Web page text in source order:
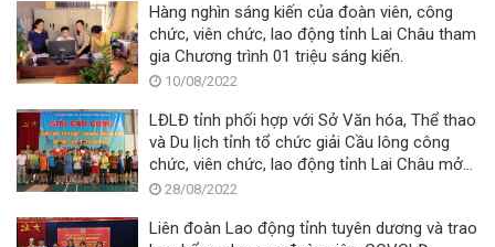
Hàng nghìn sáng kiến của đoàn viên, công
chức, viên chức, lao động tỉnh Lai Châu tham
gia Chương trình 01 triệu sáng kiến.
10/08/2022
LĐLĐ tỉnh phối hợp với Sở Văn hóa, Thể thao
và Du lịch tỉnh tổ chức giải Cầu lông công
chức, viên chức, lao động tỉnh Lai Châu mở
rộng lần thứ XIX, năm 2022 – Tranh cúp Ba
28/08/2022
Liên đoàn Lao động tỉnh tuyên dương và trao